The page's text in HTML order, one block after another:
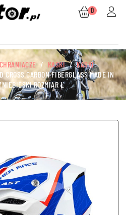
0
KASKI
KASKI
CROSS CARBON FIBERGLASS MADE IN
ROZMIAR L